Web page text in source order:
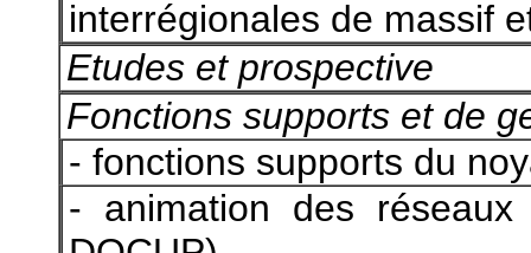
interrégionales de massif
Etudes et prospective
Fonctions supports et de
- fonctions supports du
- animation des